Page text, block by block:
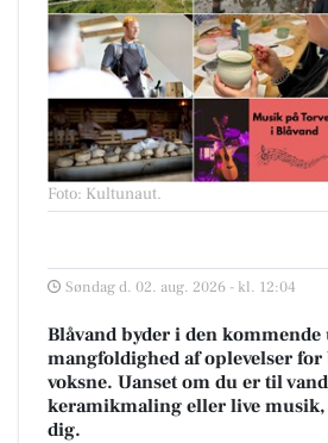
Foto: Kultunaut.
Søndag d. 02. aug. 2026 - kl. 12:04
Blåvand byder i den kommende
mangfoldighed af oplevelser for
voksne. Uanset om du er til
keramikmaling eller live musik,
dig.